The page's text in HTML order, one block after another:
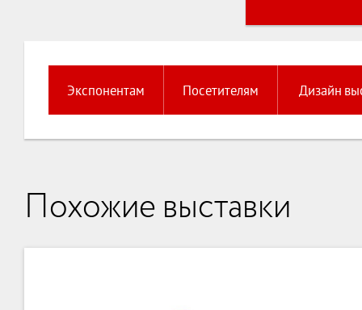
Экспонентам Посетителям Дизайн
Похожие выставки